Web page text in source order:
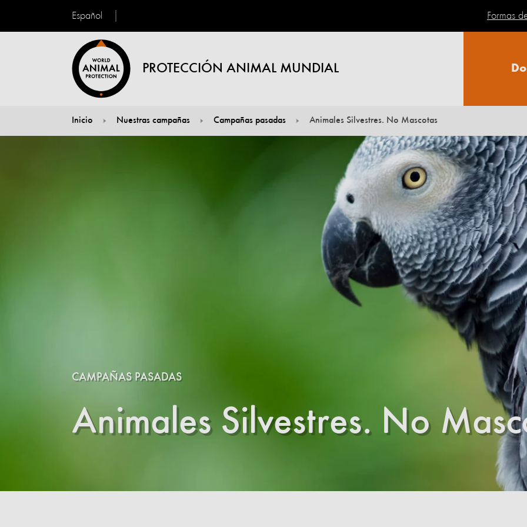
Español
PROTECCIÓN ANIMAL MUNDIAL
Formas
Inicio Nuestras campañas Campañas pasadas Animales Silvestres. No Mascotas
Animales Silvestres. No
CAMPAÑAS PASADAS